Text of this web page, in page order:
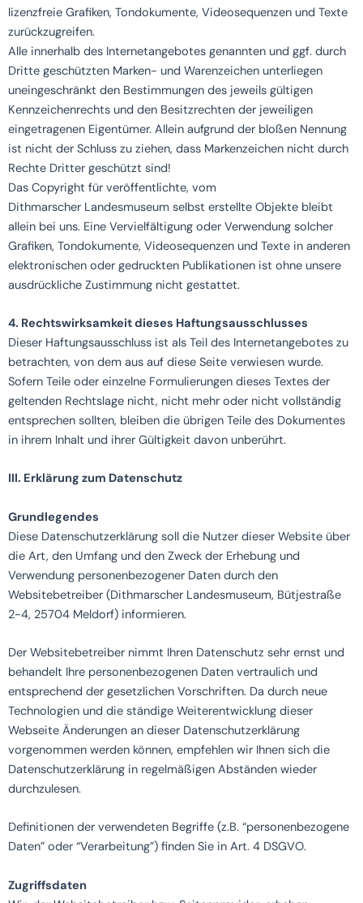
lizenzfreie Grafiken, Tondokumente, Videosequenzen und Texte
zurückzugreifen.
Alle innerhalb des Internetangebotes genannten und ggf. durch
Dritte geschützten Marken- und Warenzeichen unterliegen
uneingeschränkt den Bestimmungen des jeweils gültigen
Kennzeichenrechts und den Besitzrechten der jeweiligen
eingetragenen Eigentümer. Allein aufgrund der bloßen Nennung
ist nicht der Schluss zu ziehen, dass Markenzeichen nicht durch
Rechte Dritter geschützt sind!
Das Copyright für veröffentlichte, vom
Dithmarscher Landesmuseum selbst erstellte Objekte bleibt
allein bei uns. Eine Vervielfältigung oder Verwendung solcher
Grafiken, Tondokumente, Videosequenzen und Texte in anderen
elektronischen oder gedruckten Publikationen ist ohne unsere
ausdrückliche Zustimmung nicht gestattet.
4. Rechtswirksamkeit dieses Haftungsausschlusses
Dieser Haftungsausschluss ist als Teil des Internetangebotes zu
betrachten, von dem aus auf diese Seite verwiesen wurde.
Sofern Teile oder einzelne Formulierungen dieses Textes der
geltenden Rechtslage nicht, nicht mehr oder nicht vollständig
entsprechen sollten, bleiben die übrigen Teile des Dokumentes
in ihrem Inhalt und ihrer Gültigkeit davon unberührt.
III. Erklärung zum Datenschutz
Grundlegendes
Diese Datenschutzerklärung soll die Nutzer dieser Website über
die Art, den Umfang und den Zweck der Erhebung und
Verwendung personenbezogener Daten durch den
Websitebetreiber (Dithmarscher Landesmuseum, Bütjestraße
2-4, 25704 Meldorf) informieren.
Der Websitebetreiber nimmt Ihren Datenschutz sehr ernst und
behandelt Ihre personenbezogenen Daten vertraulich und
entsprechend der gesetzlichen Vorschriften. Da durch neue
Technologien und die ständige Weiterentwicklung dieser
Webseite Änderungen an dieser Datenschutzerklärung
vorgenommen werden können, empfehlen wir Ihnen sich die
Datenschutzerklärung in regelmäßigen Abständen wieder
durchzulesen.
Definitionen der verwendeten Begriffe (z.B. “personenbezogene
Daten” oder “Verarbeitung”) finden Sie in Art. 4 DSGVO.
Zugriffsdaten